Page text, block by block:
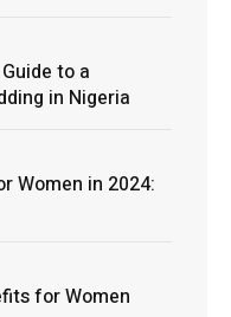
to a
in Nigeria
Women in 2024:
for Women